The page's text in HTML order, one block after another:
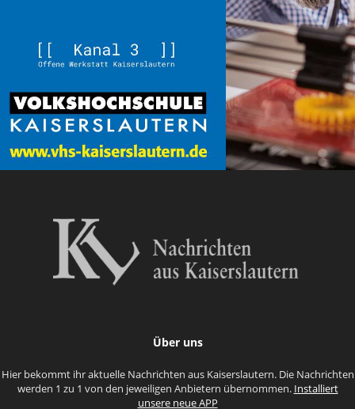
Über uns
Hier bekommt ihr aktuelle Nachrichten aus Kaiserslautern. Die Nachrichten
werden 1 zu 1 von den jeweiligen Anbietern übernommen. Installiert
unsere neue APP